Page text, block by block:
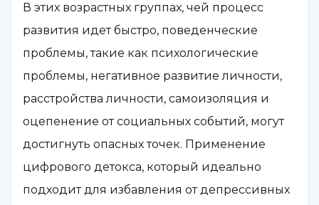
В этих возрастных группах, чей процесс
развития идет быстро, поведенческие
проблемы, такие как психологические
проблемы, негативное развитие личности,
расстройства личности, самоизоляция и
оцепенение от социальных событий, могут
достигнуть опасных точек. Применение
цифрового детокса, который идеально
подходит для избавления от депрессивных